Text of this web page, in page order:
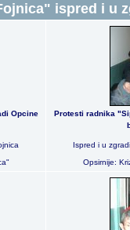
ispred i u
Opcine
Protesti radnika
Ispred i u
Opsirnije: